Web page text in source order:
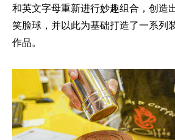
和英文字母重新进行妙趣组合，创造
笑脸球，并以此为基础打造了一系列
作品。